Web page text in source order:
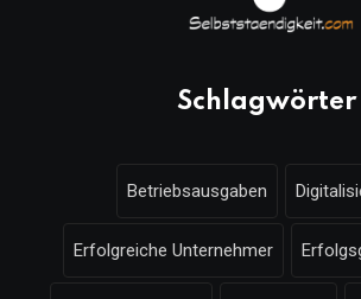
Schlagwörter
Betriebsausgaben
Erfolgreiche Unternehmer